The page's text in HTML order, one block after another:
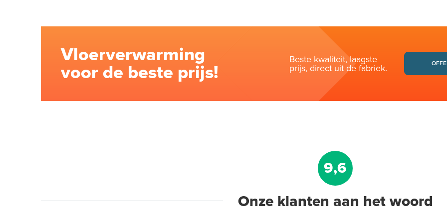
Vloerverwarming
voor de beste prijs!
Beste kwaliteit, laagste
prijs, direct uit de fabriek.
9,6
Onze klanten aan het woord